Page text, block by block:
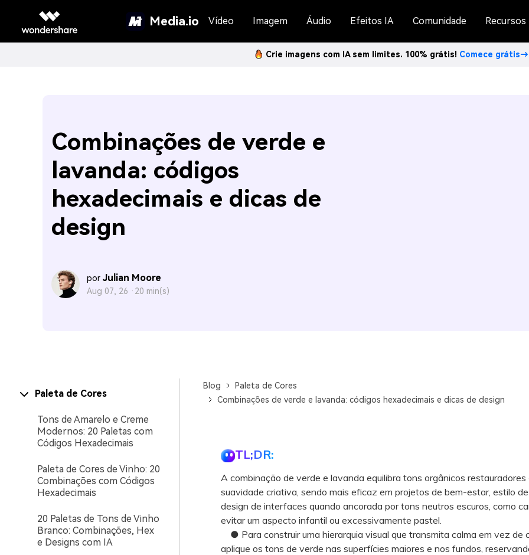
Media.io Vídeo Imagem Áudio Efeitos IA Comunidade Recursos
Crie imagens com IA sem limites. 100% grátis! Comece grátis→
Combinações de verde e
lavanda: códigos
hexadecimais e dicas de
design
por Julian Moore
Aug 07, 26 · 20 min(s)
Paleta de Cores
Tons de Amarelo e Creme
Modernos: 20 Paletas com
Códigos Hexadecimais
Paleta de Cores de Vinho: 20
Combinações com Códigos
Hexadecimais
20 Paletas de Tons de Vinho
Branco: Combinações, Hex
e Designs com IA
Blog
Paleta de Cores
Combinações de verde e lavanda: códigos hexadecimais e dicas de design
TL;DR:
A combinação de verde e lavanda equilibra tons orgânicos restauradores
suavidade criativa, sendo mais eficaz em projetos de bem-estar, estilo
design de interfaces quando ancorada por tons neutros escuros, como
evitar um aspecto infantil ou excessivamente pastel.
● Para construir uma hierarquia visual que transmita calma em vez de
aplique os tons de verde nas superfícies maiores e nos fundos,